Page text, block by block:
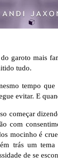
garoto mais
tudo.
tempo
evitar. E
começar
com
mocinho é
trás um
de se